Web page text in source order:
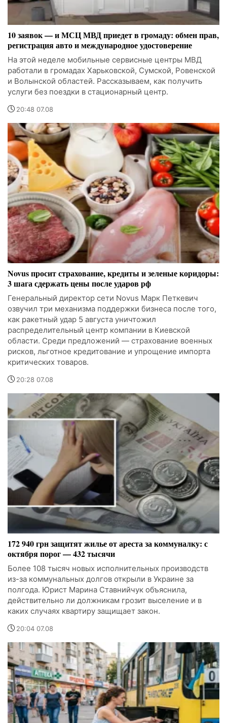
10 заявок — и МСЦ МВД приедет в громаду: обмен прав,
регистрация авто и международное удостоверение
На этой неделе мобильные сервисные центры МВД
работали в громадах Харьковской, Сумской, Ровенской
и Волынской областей. Рассказываем, как получить
услуги без поездки в стационарный центр.
20:48 07.08
Novus просит страхование, кредиты и зеленые коридоры:
3 шага сдержать цены после ударов рф
Генеральный директор сети Novus Марк Петкевич
озвучил три механизма поддержки бизнеса после того,
как ракетный удар 5 августа уничтожил
распределительный центр компании в Киевской
области. Среди предложений — страхование военных
рисков, льготное кредитование и упрощение импорта
критических товаров.
20:28 07.08
172 940 грн защитят жилье от ареста за коммуналку: с
октября порог — 432 тысячи
Более 108 тысяч новых исполнительных производств
из-за коммунальных долгов открыли в Украине за
полгода. Юрист Марина Ставнийчук объяснила,
действительно ли должникам грозит выселение и в
каких случаях квартиру защищает закон.
20:04 07.08